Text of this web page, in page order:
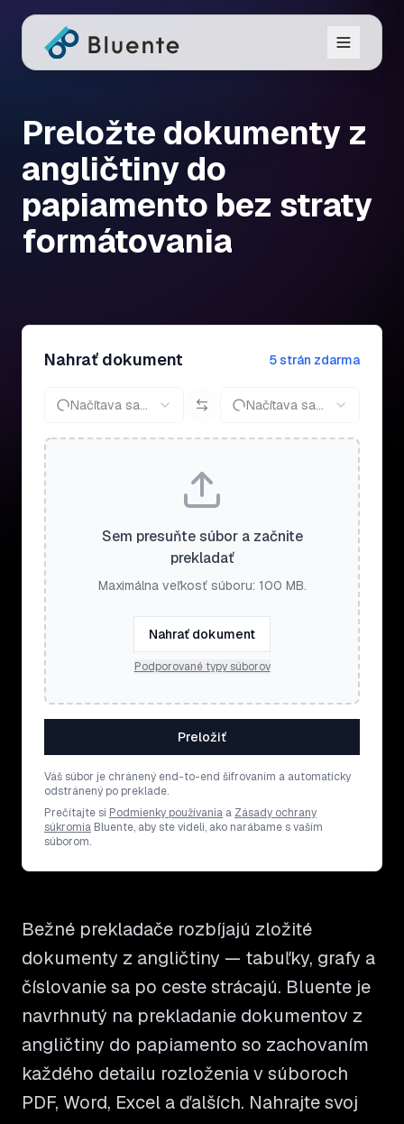
Preložte dokumenty z
angličtiny do
papiamento bez straty
formátovania
Nahrať dokument 5 strán zdarma
Načítava sa... Načítava sa...
Sem presuňte súbor a začnite
prekladať
Maximálna veľkosť súboru: 100 MB.
Nahrať dokument
Podporované typy súborov
Preložiť
Váš súbor je chránený end-to-end šifrovaním a automaticky
odstránený po preklade.
Prečítajte si Podmienky používania a Zásady ochrany
súkromia Bluente, aby ste videli, ako narábame s vaším
súborom.
Bežné prekladače rozbíjajú zložité
dokumenty z angličtiny — tabuľky, grafy a
číslovanie sa po ceste strácajú. Bluente je
navrhnutý na prekladanie dokumentov z
angličtiny do papiamento so zachovaním
každého detailu rozloženia v súboroch
PDF, Word, Excel a ďalších. Nahrajte svoj